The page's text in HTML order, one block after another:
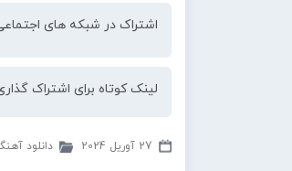
اشتراک در شبکه های
لینک کوتاه برای اشتراک
27 آوریل 2024 دانلود